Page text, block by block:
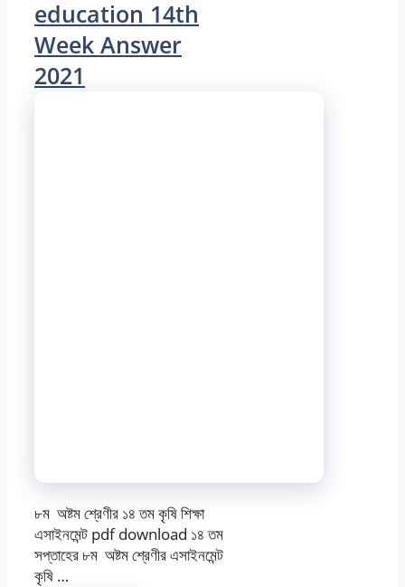
education 14th
Week Answer
2021
৮ম অষ্টম শ্রেণীর ১৪ তম কৃষি শিক্ষা
এসাইনমেন্ট pdf download ১৪ তম
সপ্তাহের ৮ম অষ্টম শ্রেণীর এসাইনমেন্ট
কৃষি …